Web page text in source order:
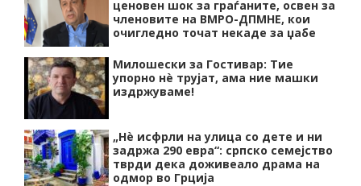
ценовен шок за граѓаните, освен за
членовите на ВМРО-ДПМНЕ, кои
очигледно точат некаде за џабе
Милошески за Гостивар: Тие
упорно нѐ трујат, ама ние машки
издржуваме!
„Нѐ исфрли на улица со дете и ни
задржа 290 евра“: српско семејство
тврди дека доживеало драма на
одмор во Грција